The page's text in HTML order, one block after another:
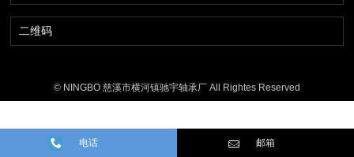
二维码
© NINGBO 慈溪市横河镇驰宇轴承厂 All Rightes Reserved